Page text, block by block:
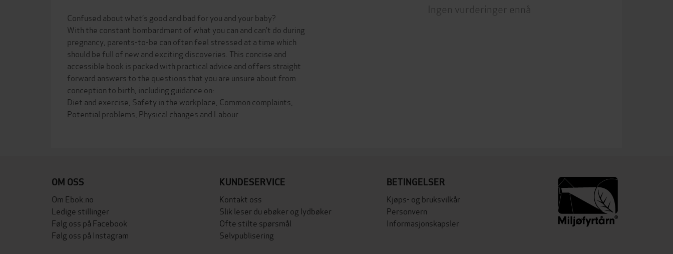
Confused about what’s good and bad for you and your baby?
With the constant bombardment of what you can and can’t do during
pregnancy, parents-to-be can often feel stressed at a time which
should be full of new and exciting discoveries. This concise and
accessible book is packed with practical advice and offers straight
forward answers to the questions that you are unsure about from
conception to birth, including guidance on:
Diet and exercise, Safety in the workplace, Common complaints,
Potential problems, Physical changes and Labour
Ingen vurderinger ennå
OM OSS
Om Ebok.no
Ledige stillinger
Følg oss på Facebook
Følg oss på Instagram
KUNDESERVICE
Kontakt oss
Slik leser du ebøker og lydbøker
Ofte stilte spørsmål
Selvpublisering
BETINGELSER
Kjøps- og bruksvilkår
Personvern
Informasjonskapsler